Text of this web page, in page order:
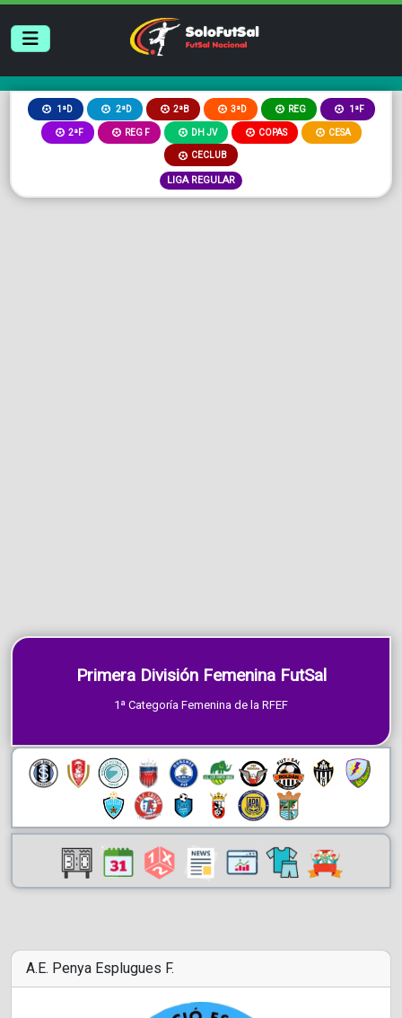
1ªD 2ªD 2ªB 3ªD REG 1ªF
2ªF REG F DH JV COPAS CESA
CECLUB
LIGA REGULAR
Primera División Femenina FutSal
1ª Categoría Femenina de la RFEF
A.E. Penya Esplugues F.